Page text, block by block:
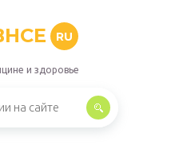
RU
и здоровье